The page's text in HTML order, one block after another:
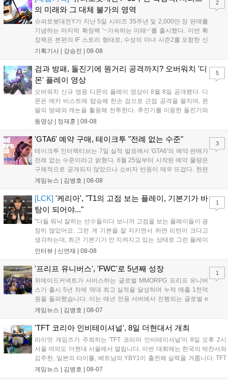
의 미래와 그 대체 불가의 영역
슈퍼로봇대전Y가 지난 5일 시리즈 35주년 및 2,000만 장 판매를
기념하는 마지막 확장팩 ‘~가속하는 미래~’를 출시했다. 이번 확
장팩은 본편의 IF 스토리 형태로, 수성의 마녀 시즌2를 포함한 신
규 참전작과 크로스오버 합체기를 선보이며 작품을 완결 짓는다.
하는 몰입감 있는 서사와 조합을 구현하며 시리즈의 미래를 향한
새로운 가능성을 제시했다....
기획기사 | 강승진 08-08
2
검과 방패, 돌진기에 원거리 공격까지? 오버워치 '디
몬' 플레이 영상
오버워치 신규 영웅 디몬의 플레이 영상이 8월 8일 공개됐다. 디
몬은 메카 비스트에 탑승해 한손 검으로 근접 공격을 펼치며, 왼
팔의 방패와 캐논을 활용해 전투한다. 추진기를 이용한 돌진기와
참격 형태의 궁극기를 보유했고, 메카 파괴 시 맨몸으로 기관총을
산의 영웅들 업데이트를 통해 정식 출시될 예정이다....
동영상 | 정재훈 08-08
5
'GTA6' 예약 구매, 테이크투 "전례 없는 수준"
테이크투 인터랙티브는 7일 실적 발표에서 'GTA6'의 예약 판매가
전례 없는 수준이라고 밝혔다. 6월 25일부터 시작된 예약 물량은
구체적으로 공개되지 않았으나 소비자 반응이 매우 뜨겁다. 한편
11월 19일 PS5와 Xbox 시리즈 X|S로 정식 출시될 예정이며, 록
상 'Grand Theft Auto VI: An Extended Look'을 최초 공개할 계획
이다....
게임뉴스 | 김병호 08-08
3
[LCK] '케리아', "T1의 고점 보는 플레이, 기본기가 바
탕이 되어야..."
"다들 워낙 잘하는 선수들이다 보니까 고점을 보는 플레이들이 굉
장히 많았어요. 그런 게 기본을 잘 지키면서 하면 리턴이 크다고
생각하는데, 최근 기본기가 안 지켜지고 있는 상태로 그런 플레이
를 추구하다 보니까 팀적으로 안 좋은 사고가 계속 많이 났던 것
LoL 챔피언스 코리아(LCK)'...
인터뷰 | 신연재 08-08
1
'프리프 유니버스', 'FWC'로 5년째 성장
위메이드커넥트가 서비스하는 글로벌 MMORPG 프리프 유니버
스가 출시 5년 차에 역대 최고 실적을 달성하며 누적 매출 1천억
원을 돌파했습니다. 이는 매년 전용 서버에서 진행되는 글로벌 e
스포츠 대회 FWC의 영향이 큽니다. FWC는 이용자가 동일한 조
은 전년 대비 매출과 이용자 지표가 대폭 상승하는 성과를 냈습니
다. 오는 10월 필리핀 마닐라에서 총상금 11만 달러 규모의 제4회
FWC 그랜드 파이널이 개최될 예정이며, 위메이드커넥트는 이를
통해 커뮤니티 중심의 장기 성장 모델을 지속할 방침입니다....
게임뉴스 | 김병호 08-07
1
'TFT 코리아 인비테이셔널', 8일 더현대서 개최
라이엇 게임즈가 주최하는 'TFT 코리아 인비테이셔널'이 8일 오후 2시
서울 여의도 더현대 서울에서 열립니다. 이번 대회에는 한국의 박찬서와
김주한, 일본의 타이틀, 베트남의 YBY1이 출전해 실력을 겨룹니다. TFT
는 소속팀 없이 개인 자격으로 참가하는 독특한 대회 구조를 가지며, 누
게임뉴스 | 김병호 08-07